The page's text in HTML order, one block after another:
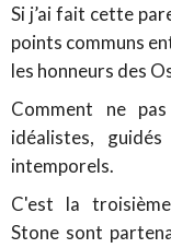
Si j’ai fait cette
points communs
les honneurs des
Comment ne
idéalistes,
intemporels.
C'est la
Stone sont